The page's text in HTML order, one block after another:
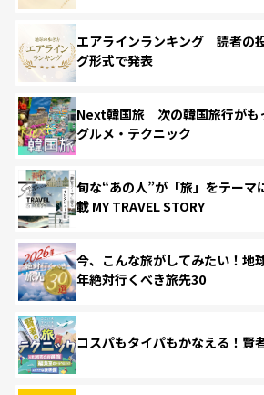
エアラインランキング 読者の
グ形式で発表
Next韓国旅 次の韓国旅行がも
グルメ・テクニック
旬な“あの人”が「旅」をテーマ
載 MY TRAVEL STORY
今、こんな旅がしてみたい！地
年絶対行くべき旅先30
コスパもタイパもかなえる！賢